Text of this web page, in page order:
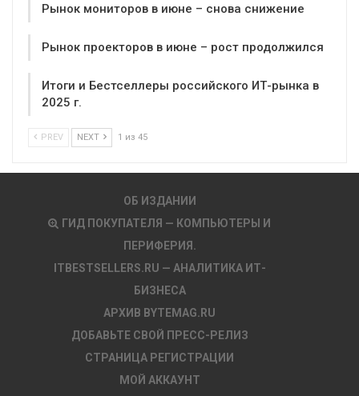
Рынок мониторов в июне – снова снижение
Рынок проекторов в июне – рост продолжился
Итоги и Бестселлеры российского ИТ-рынка в
2025 г.
PREV NEXT 1 из 45
ОБ ИЗДАНИИ
ГИД ПОКУПАТЕЛЯ — КОМПЬЮТЕРЫ И
ПЕРИФЕРИЯ.
ITBESTSELLERS.RU — АНАЛИТИКА ИТ-
БИЗНЕСА
АРХИВ BYTEMAG.RU
ДОБАВЬТЕ СВОЙ ПРЕСС-РЕЛИЗ
СТРАНИЦА РЕГИСТРАЦИИ
МОЙ АККАУНТ